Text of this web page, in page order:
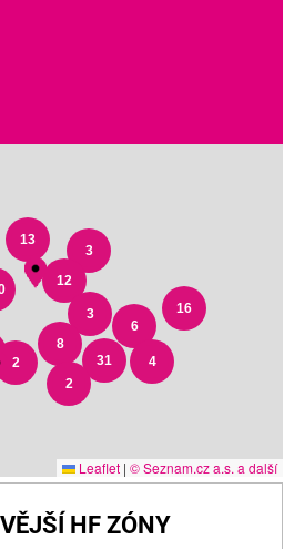
2
16
2
6
4
8
31
3
3
13
12
Leaflet | © Seznam.cz a.s. a další
HF ZÓNY